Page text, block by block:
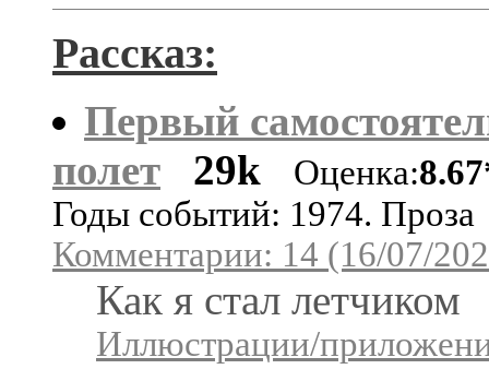
Рассказ:
Первый
полет
29k Оценка:
Годы событий: 1974. Проза
Комментарии: 14 (16/07/
Как я стал летчиком
Иллюстрации/